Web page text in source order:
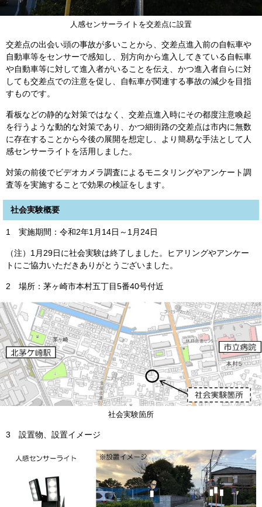
人感センサーライトを交差点に設置
交差点の出会い頭の事故が多いことから、交差点進入前の自転車や
自動車等をセンサーで感知し、別方向から進入してきている自転車
や自動車等に対して進入者がいることを伝え、かつ進入者自らに対
しても交差点での注意を促し、自転車が関連する事故の減少を目指
すものです。
看板などの静的な対策ではなく、交差点進入時にその都度注意喚起
を行うような動的な対策であり、かつ細街路の交差点は市内に無数
に存在することから今後の展開を想定し、より簡易な手法として人
感センサーライトを活用しました。
対策の前後でビデオカメラ調査によるモニタリングやアンケート調
査等を実施することで効果の検証をします。
社会実験概要
1 実施期間：令和2年1月14日～1月24日
（注）1月29日に社会実験は終了しました。ヒアリングやアンケー
トにご協力いただきありがとうございました。
2 場所：茅ヶ崎市本村五丁目5番40号付近
社会実験箇所
3 設置物、設置イメージ